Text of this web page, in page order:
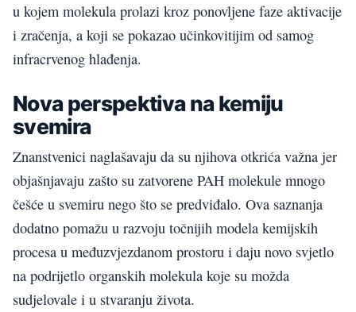
u kojem molekula prolazi kroz ponovljene faze aktivacije
i zračenja, a koji se pokazao učinkovitijim od samog
infracrvenog hlađenja.
Nova perspektiva na kemiju
svemira
Znanstvenici naglašavaju da su njihova otkrića važna jer
objašnjavaju zašto su zatvorene PAH molekule mnogo
češće u svemiru nego što se predviđalo. Ova saznanja
dodatno pomažu u razvoju točnijih modela kemijskih
procesa u međuzvjezdanom prostoru i daju novo svjetlo
na podrijetlo organskih molekula koje su možda
sudjelovale i u stvaranju života.